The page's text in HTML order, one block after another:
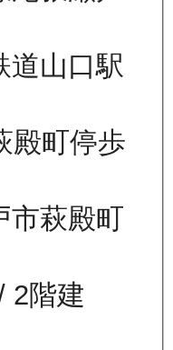
道山口駅
殿町停歩
市萩殿町
2階建